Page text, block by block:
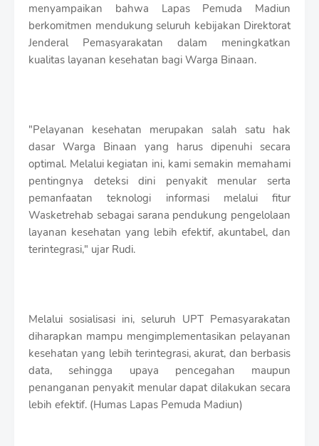
menyampaikan bahwa Lapas Pemuda Madiun
berkomitmen mendukung seluruh kebijakan Direktorat
Jenderal Pemasyarakatan dalam meningkatkan
kualitas layanan kesehatan bagi Warga Binaan.
"Pelayanan kesehatan merupakan salah satu hak
dasar Warga Binaan yang harus dipenuhi secara
optimal. Melalui kegiatan ini, kami semakin memahami
pentingnya deteksi dini penyakit menular serta
pemanfaatan teknologi informasi melalui fitur
Wasketrehab sebagai sarana pendukung pengelolaan
layanan kesehatan yang lebih efektif, akuntabel, dan
terintegrasi," ujar Rudi.
Melalui sosialisasi ini, seluruh UPT Pemasyarakatan
diharapkan mampu mengimplementasikan pelayanan
kesehatan yang lebih terintegrasi, akurat, dan berbasis
data, sehingga upaya pencegahan maupun
penanganan penyakit menular dapat dilakukan secara
lebih efektif. (Humas Lapas Pemuda Madiun)